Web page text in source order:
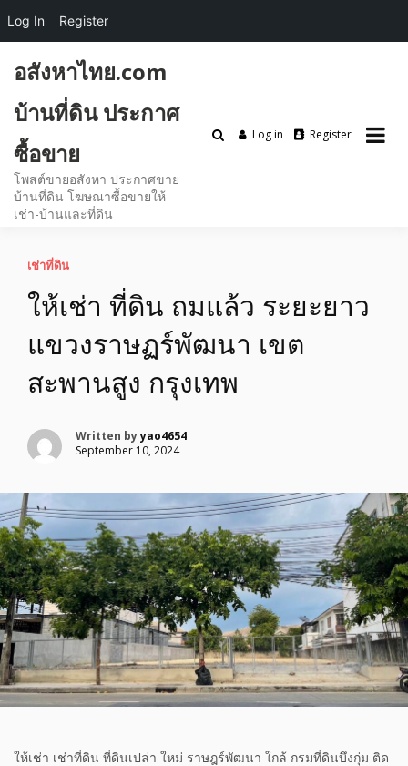
content
อสังหาไทย.com
บ้านที่ดิน ประกาศ
ซื้อขาย
โพสต์ขายอสังหา ประกาศขาย
บ้านที่ดิน โฆษณาซื้อขายให้
เช่า-บ้านและที่ดิน
Log in Register
เช่าที่ดิน
ให้เช่า ที่ดิน ถมแล้ว ระยะยาว
แขวงราษฏร์พัฒนา เขต
สะพานสูง กรุงเทพ
Written byyao4654
September 10, 2024
ให้เช่า เช่าที่ดิน ที่ดินเปล่า ใหม่ ราษฎร์พัฒนา ใกล้ กรมที่ดินบึงกุ่ม ติด
Log In Register